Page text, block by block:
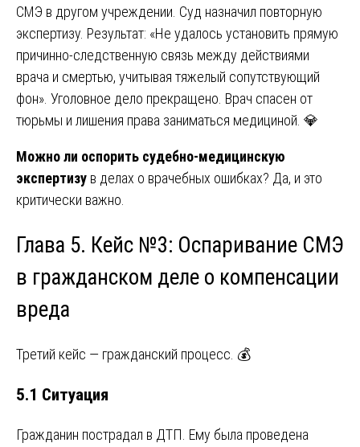
СМЭ в другом учреждении. Суд назначил повторную
экспертизу. Результат: «Не удалось установить прямую
причинно-следственную связь между действиями
врача и смертью, учитывая тяжелый сопутствующий
фон». Уголовное дело прекращено. Врач спасен от
тюрьмы и лишения права заниматься медициной. 💎
Можно ли оспорить судебно-медицинскую
экспертизу в делах о врачебных ошибках? Да, и это
критически важно.
Глава 5. Кейс №3: Оспаривание СМЭ
в гражданском деле о компенсации
вреда
Третий кейс — гражданский процесс. 💰
5.1 Ситуация
Гражданин пострадал в ДТП. Ему была проведена